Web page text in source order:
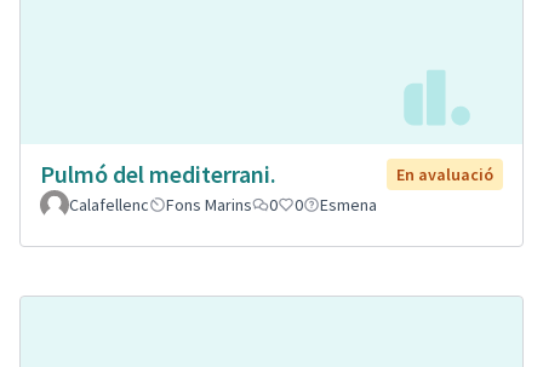
Pulmó del mediterrani.
En avaluació
Calafellenc
Fons Marins 0 0 Esmena